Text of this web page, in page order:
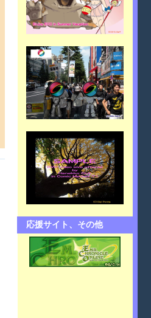
応援サイト、その他